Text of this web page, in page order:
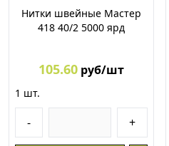
Нитки швейные Мастер
418 40/2 5000 ярд
105.60 руб/шт
1 шт.
- +